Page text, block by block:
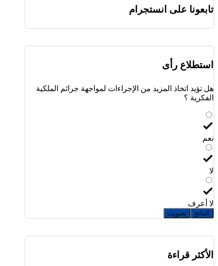
تابعونا على انستجرام
استطلاع رأى
هل تؤيد اتخاذ المزيد من الإجراءات لمواجهة جرائم الملكية
الفكرية ؟
نعم
لا
لا أعرف
النتائج تصويت
الأكثر قراءة